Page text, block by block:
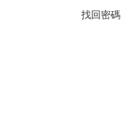
找回密碼